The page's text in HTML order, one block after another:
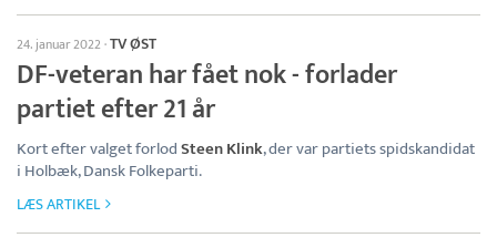
24. januar 2022·TV ØST
DF-veteran har fået nok - forlader
partiet efter 21 år
Kort efter valget forlodSteen Klink, der var partiets spidskandidat
i Holbæk, Dansk Folkeparti.
LÆS ARTIKEL